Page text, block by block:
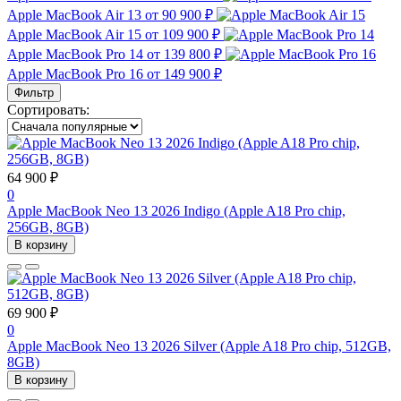
Apple MacBook Air 13 от 90 900 ₽
Apple MacBook Air 15 от 109 900 ₽
Apple MacBook Pro 14 от 139 800 ₽
Apple MacBook Pro 16 от 149 900 ₽
Фильтр
Сортировать:
64 900 ₽
0
Apple MacBook Neo 13 2026 Indigo (Apple A18 Pro chip,
256GB, 8GB)
В корзину
69 900 ₽
0
Apple MacBook Neo 13 2026 Silver (Apple A18 Pro chip, 512GB,
8GB)
В корзину